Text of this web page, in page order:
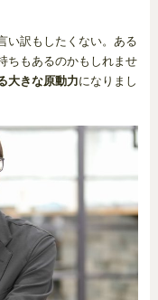
い訳もしたくない。ある
ちもあるのかもしれませ
大きな原動力になりまし